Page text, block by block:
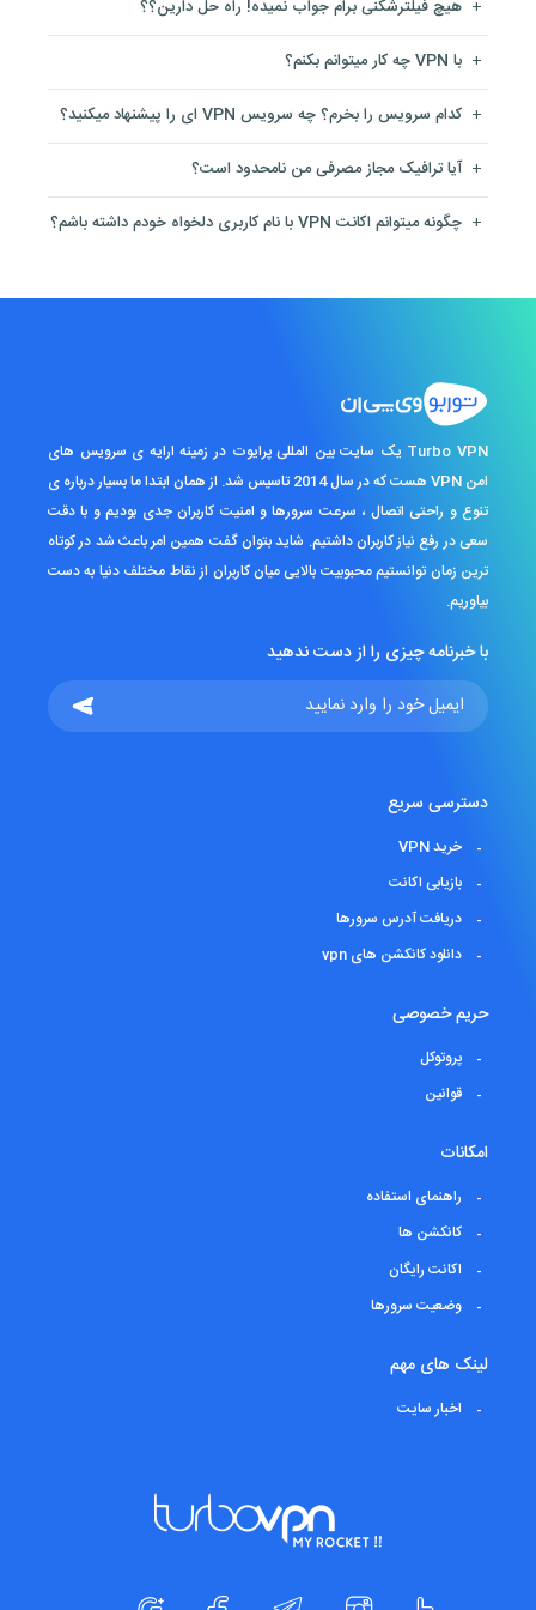
+ هیچ فیلترشکنی برام جواب نمیده! راه حل دارین؟؟
+ با VPN چه کار میتوانم بکنم؟
+ کدام سرویس را بخرم؟ چه سرویس VPN ای را پیشنهاد میکنید؟
+ آیا ترافیک مجاز مصرفی من نامحدود است؟
+ چگونه میتوانم اکانت VPN با نام کاربری دلخواه خودم داشته باشم؟
دسترسی سریع
خرید VPN
بازیابی اکانت
دریافت آدرس سرورها
دانلود کانکشن های vpn
حریم خصوصی
پروتوکل
قوانین
امکانات
راهنمای استفاده
کانکشن ها
اکانت رایگان
وضعیت سرورها
لینک های مهم
اخبار سایت
Turbo VPN یک سایت بین المللی پرایوت در زمینه ارایه ی سرویس های
امن VPN هست که در سال 2014 تاسیس شد. از همان ابتدا ما بسیار درباره ی
تنوع و راحتی اتصال ، سرعت سرورها و امنیت کاربران جدی بودیم و با دقت
سعی در رفع نیاز کاربران داشتیم. شاید بتوان گفت همین امر باعث شد در کوتاه
ترین زمان توانستیم محبوبیت بالایی میان کاربران از نقاط مختلف دنیا به دست
بیاوریم.
با خبرنامه چیزی را از دست ندهید